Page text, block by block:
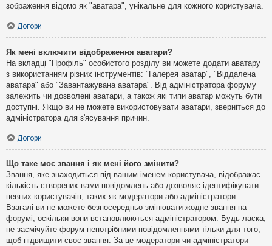
зображення відомо як "аватара", унікальне для кожного користувача.
Догори
Як мені включити відображення аватари?
На вкладці "Профіль" особистого розділу ви можете додати аватару
з використанням різних інструментів: "Галерея аватар", "Віддалена
аватара" або "Завантажувана аватара". Від адміністратора форуму
залежить чи дозволені аватари, а також які типи аватар можуть бути
доступні. Якщо ви не можете використовувати аватари, зверніться до
адміністратора для з'ясування причин.
Догори
Що таке моє звання і як мені його змінити?
Звання, яке знаходиться під вашим іменем користувача, відображає
кількість створених вами повідомлень або дозволяє ідентифікувати
певних користувачів, таких як модератори або адміністратори.
Взагалі ви не можете безпосередньо змінювати жодне звання на
форумі, оскільки вони встановлюються адміністратором. Будь ласка,
не засмічуйте форум непотрібними повідомленнями тільки для того,
щоб підвищити своє звання. За це модератори чи адміністратори